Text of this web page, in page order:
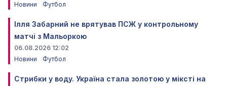
Новини
Футбол
Ілля Забарний не врятував ПСЖ у контрольному
матчі з Мальоркою
06.08.2026 12:02
Новини
Футбол
Стрибки у воду. Україна стала золотою у міксті на